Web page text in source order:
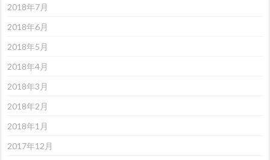
2018年7月
2018年6月
2018年5月
2018年4月
2018年3月
2018年2月
2018年1月
2017年12月